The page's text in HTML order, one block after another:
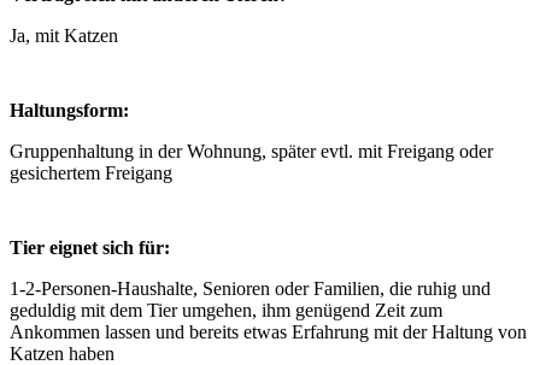
Ja, mit Katzen
Haltungsform:
Gruppenhaltung in der Wohnung, später evtl. mit Freigang oder
gesichertem Freigang
Tier eignet sich für:
1-2-Personen-Haushalte, Senioren oder Familien, die ruhig und
geduldig mit dem Tier umgehen, ihm genügend Zeit zum
Ankommen lassen und bereits etwas Erfahrung mit der Haltung von
Katzen haben